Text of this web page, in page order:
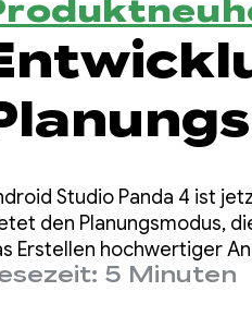
Studio Panda 4 ist
den Planungsmodus,
Erstellen hochwertiger
5 Minuten